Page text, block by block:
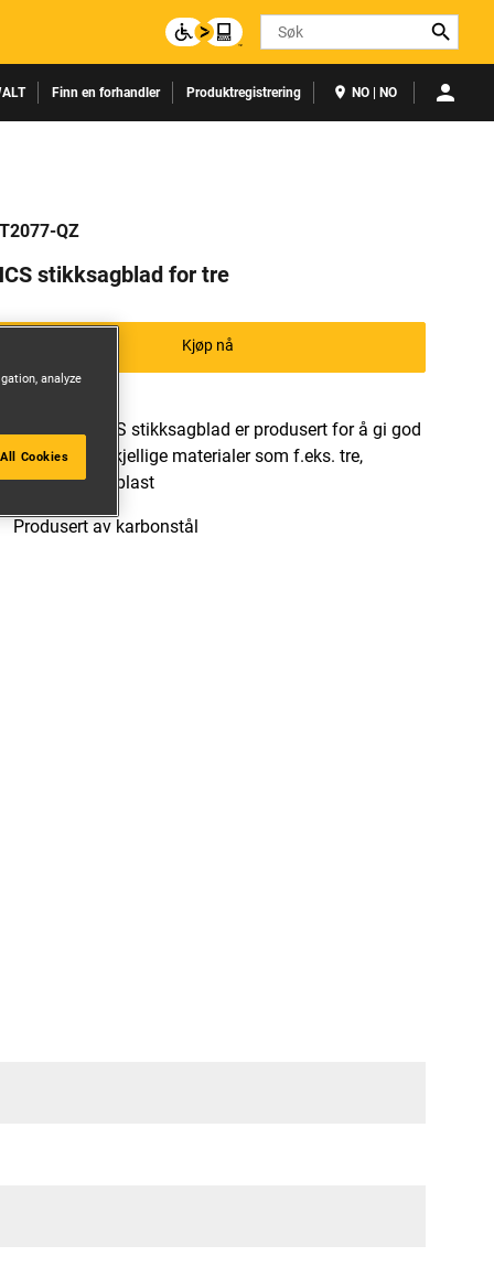
Search
Finn en forhandler Produktregistrering NO | NO
QZ
stikksagblad for tre
Kjøp nå
DEWALTs HCS stikksagblad er produsert for å gi god
kvalitet i forskjellige materialer som f.eks. tre,
laminater og plast
Produsert av karbonstål
analyze
Cookies